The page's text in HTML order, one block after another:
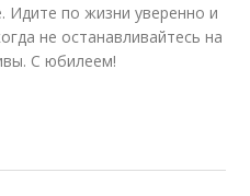
по жизни уверенно и
не останавливайтесь на
С юбилеем!